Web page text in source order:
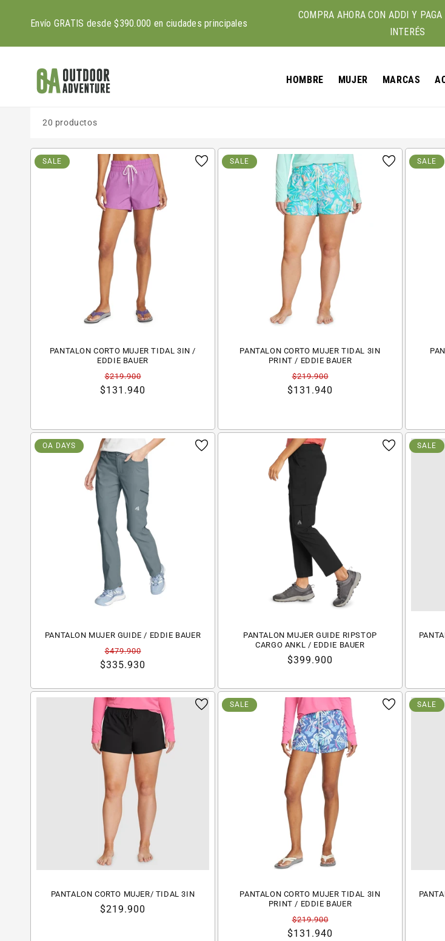
al contenido
Envío GRATIS desde $390.000 en ciudades principales
COMPRA AHORA CON ADDI Y
INTERÉS
HOMBRE MUJER MARCAS
20 productos
SALE
PANTALON CORTO MUJER TIDAL 3IN /
EDDIE BAUER
Precio
habitual
$219.900
Precio
de
$131.940
SALE
PANTALON CORTO MUJER TIDAL 3IN
PRINT / EDDIE BAUER
Precio
habitual
$219.900
Precio
de
$131.940
SALE
OA DAYS
PANTALON MUJER GUIDE / EDDIE BAUER
Precio
habitual
$479.900
Precio
de
$335.930
PANTALON MUJER GUIDE RIPSTOP
CARGO ANKL / EDDIE BAUER
Precio
$399.900
SALE
PANTALON CORTO MUJER/ TIDAL 3IN
Precio
$219.900
SALE
PANTALON CORTO MUJER TIDAL 3IN
PRINT / EDDIE BAUER
Precio
habitual
$219.900
Precio
de
$131.940
SALE